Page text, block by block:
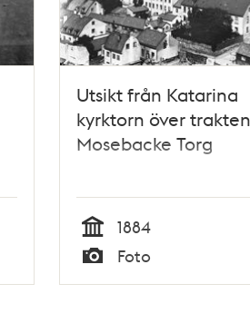
Utsikt från Katarina
kyrktorn över
Mosebacke Torg
Tid
1884
Typ
Foto